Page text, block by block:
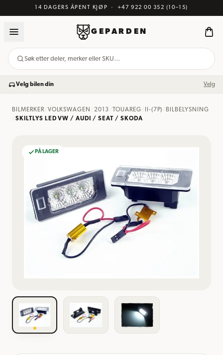
14 DAGERS ÅPENT KJØP · +47 922 00 352 (10–15)
GEPARDEN
Søk etter deler, merker eller SKU…
Velg bilen din Velg
BILMERKER/ VOLKSWAGEN /2013 TOUAREG II-(7P)
BILBELYSNING
SKILTLYS LED VW / AUDI / SEAT / SKODA
PÅ LAGER